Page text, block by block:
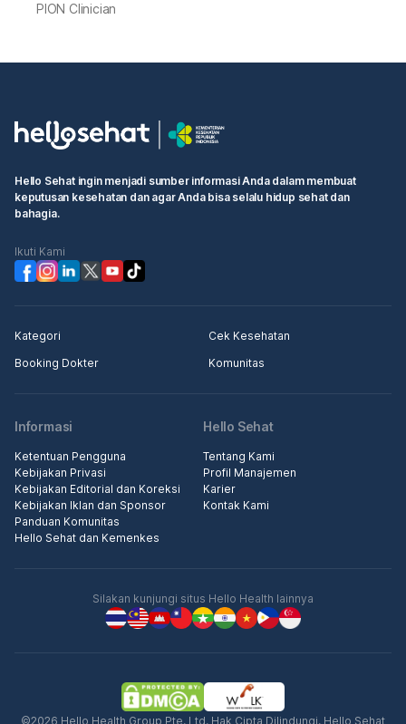
PION Clinician
Hello Sehat ingin menjadi sumber informasi Anda dalam membuat
keputusan kesehatan dan agar Anda bisa selalu hidup sehat dan
bahagia.
Ikuti Kami
Kategori
Cek Kesehatan
Booking Dokter
Komunitas
Informasi
Ketentuan Pengguna
Kebijakan Privasi
Kebijakan Editorial dan Koreksi
Kebijakan Iklan dan Sponsor
Panduan Komunitas
Hello Sehat dan Kemenkes
Hello Sehat
Tentang Kami
Profil Manajemen
Karier
Kontak Kami
Silakan kunjungi situs Hello Health lainnya
©2026 Hello Health Group Pte. Ltd. Hak Cipta Dilindungi. Hello Sehat